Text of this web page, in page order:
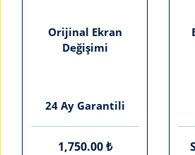
Orijinal Ekran
Değişimi
24 Ay Garantili
1,750.00 ₺